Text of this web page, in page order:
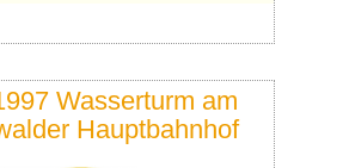
Wasserturm am
Hauptbahnhof